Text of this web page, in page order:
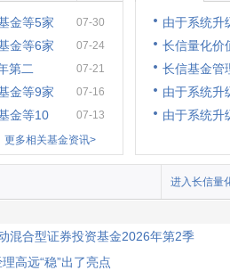
金等5家 07-30
金等6家 07-24
第二 07-21
金等9家 07-16
金等10
07-13
更多相关基金资讯>
由于系统升
长信量化价
长信基金管
由于系统升
由于系统升
进入长信量
混合型证券投资基金2026年第2季
高远“稳”出了亮点